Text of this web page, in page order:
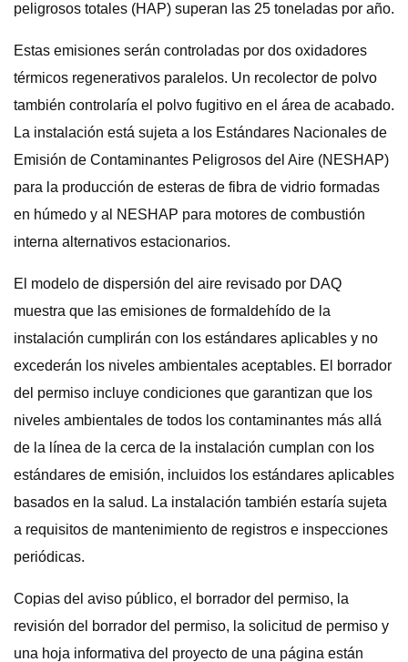
peligrosos totales (HAP) superan las 25 toneladas por año.
Estas emisiones serán controladas por dos oxidadores
térmicos regenerativos paralelos. Un recolector de polvo
también controlaría el polvo fugitivo en el área de acabado.
La instalación está sujeta a los Estándares Nacionales de
Emisión de Contaminantes Peligrosos del Aire (NESHAP)
para la producción de esteras de fibra de vidrio formadas
en húmedo y al NESHAP para motores de combustión
interna alternativos estacionarios.
El modelo de dispersión del aire revisado por DAQ
muestra que las emisiones de formaldehído de la
instalación cumplirán con los estándares aplicables y no
excederán los niveles ambientales aceptables. El borrador
del permiso incluye condiciones que garantizan que los
niveles ambientales de todos los contaminantes más allá
de la línea de la cerca de la instalación cumplan con los
estándares de emisión, incluidos los estándares aplicables
basados ​​en la salud. La instalación también estaría sujeta
a requisitos de mantenimiento de registros e inspecciones
periódicas.
Copias del aviso público, el borrador del permiso, la
revisión del borrador del permiso, la solicitud de permiso y
una hoja informativa del proyecto de una página están